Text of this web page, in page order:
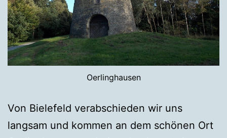
Oerlinghausen
Von Bielefeld verabschieden wir uns
langsam und kommen an dem schönen Ort